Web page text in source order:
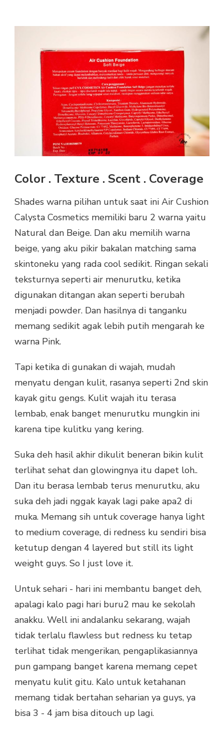
Color . Texture . Scent . Coverage
Shades warna pilihan untuk saat ini Air Cushion
Calysta Cosmetics memiliki baru 2 warna yaitu
Natural dan Beige. Dan aku memilih warna
beige, yang aku pikir bakalan matching sama
skintoneku yang rada cool sedikit. Ringan sekali
teksturnya seperti air menurutku, ketika
digunakan ditangan akan seperti berubah
menjadi powder. Dan hasilnya di tanganku
memang sedikit agak lebih putih mengarah ke
warna Pink.
Tapi ketika di gunakan di wajah, mudah
menyatu dengan kulit, rasanya seperti 2nd skin
kayak gitu gengs. Kulit wajah itu terasa
lembab, enak banget menurutku mungkin ini
karena tipe kulitku yang kering.
Suka deh hasil akhir dikulit beneran bikin kulit
terlihat sehat dan glowingnya itu dapet loh..
Dan itu berasa lembab terus menurutku, aku
suka deh jadi nggak kayak lagi pake apa2 di
muka. Memang sih untuk coverage hanya light
to medium coverage, di redness ku sendiri bisa
ketutup dengan 4 layered but still its light
weight guys. So I just love it.
Untuk sehari - hari ini membantu banget deh,
apalagi kalo pagi hari buru2 mau ke sekolah
anakku. Well ini andalanku sekarang, wajah
tidak terlalu flawless but redness ku tetap
terlihat tidak mengerikan, pengaplikasiannya
pun gampang banget karena memang cepet
menyatu kulit gitu. Kalo untuk ketahanan
memang tidak bertahan seharian ya guys, ya
bisa 3 - 4 jam bisa ditouch up lagi.